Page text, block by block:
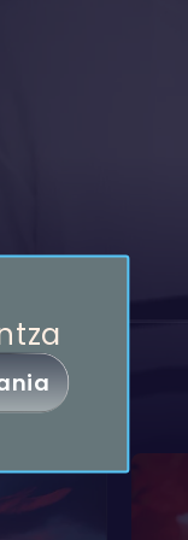
esteka